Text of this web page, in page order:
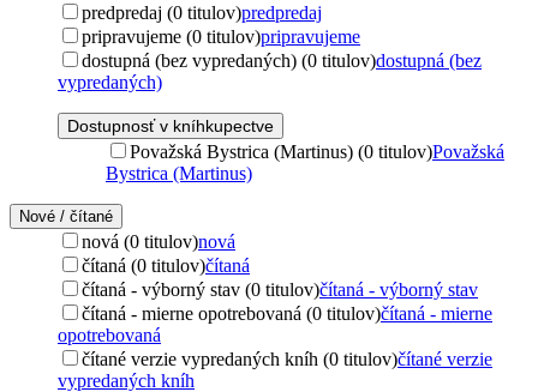
predpredaj (0 titulov)predpredaj
pripravujeme (0 titulov)pripravujeme
dostupná (bez vypredaných) (0 titulov)dostupná (bez
vypredaných)
Dostupnosť v kníhkupectve
Považská Bystrica (Martinus) (0 titulov)Považská
Bystrica (Martinus)
Nové / čítané
nová (0 titulov)nová
čítaná (0 titulov)čítaná
čítaná - výborný stav (0 titulov)čítaná - výborný stav
čítaná - mierne opotrebovaná (0 titulov)čítaná - mierne
opotrebovaná
čítané verzie vypredaných kníh (0 titulov)čítané verzie
vypredaných kníh